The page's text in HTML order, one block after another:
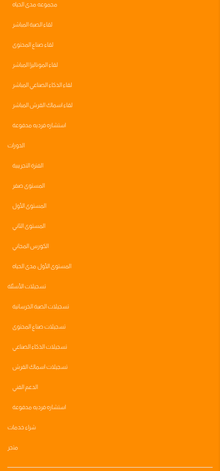
مجموعه مدى الحياه
لقاء الصبة المباشر
لقاء صناع المحتوى
لقاء الموناليزا المباشر
لقاء الذكاء الصناعي المباشر
لقاء اسماك القرش المباشر
استشاره فرديه مدفوعة
الدورات
الفترة التجريبية
المستوى صفر
المستوى الأول
المستوى الثاني
الكورس المجاني
المستوى الأول مدى الحياه
تسجيلات الأسئلة
تسجيلات الصبة الخرسانية
تسجيلات صناع المحتوى
تسجيلات الذكاء الصناعي
تسجيلات اسماك القرش
الدعم الفني
استشاره فرديه مدفوعة
شراء خدمات
متجر